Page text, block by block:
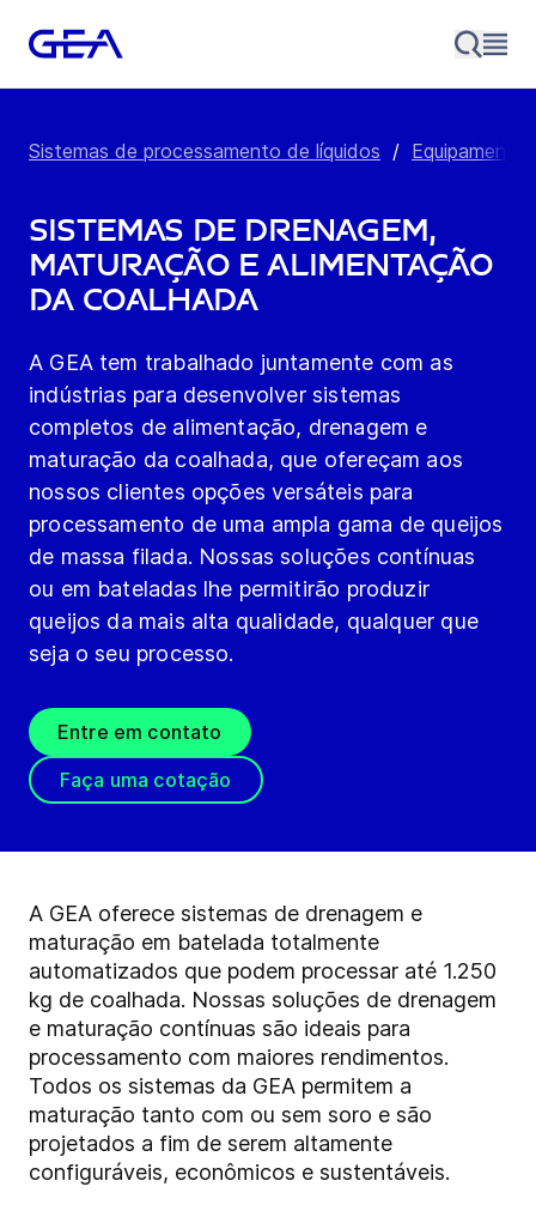
Sistemas de processamento de líquidos / Equipamento
Sistemas de Drenagem,
Maturação e Alimentação
da Coalhada
A GEA tem trabalhado juntamente com as
indústrias para desenvolver sistemas
completos de alimentação, drenagem e
maturação da coalhada, que ofereçam aos
nossos clientes opções versáteis para
processamento de uma ampla gama de queijos
de massa filada. Nossas soluções contínuas
ou em bateladas lhe permitirão produzir
queijos da mais alta qualidade, qualquer que
seja o seu processo.
Entre em contato
Faça uma cotação
A GEA oferece sistemas de drenagem e
maturação em batelada totalmente
automatizados que podem processar até 1.250
kg de coalhada. Nossas soluções de drenagem
e maturação contínuas são ideais para
processamento com maiores rendimentos.
Todos os sistemas da GEA permitem a
maturação tanto com ou sem soro e são
projetados a fim de serem altamente
configuráveis, econômicos e sustentáveis.